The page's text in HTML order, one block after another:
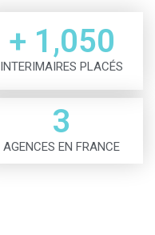
INTERIMAIRES PLACÉS
+ 1,050
AGENCES EN FRANCE
3